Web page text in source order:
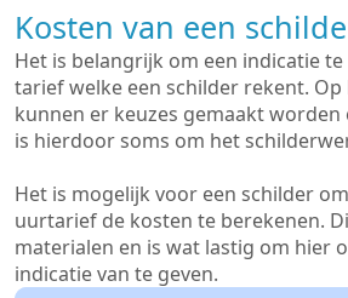
Kosten van een
Het is belangrijk om een indicatie
tarief welke een schilder rekent. Op
kunnen er keuzes gemaakt worden
is hierdoor soms om het
Het is mogelijk voor een schilder
uurtarief de kosten te berekenen.
materialen en is wat lastig om hier
indicatie van te geven.